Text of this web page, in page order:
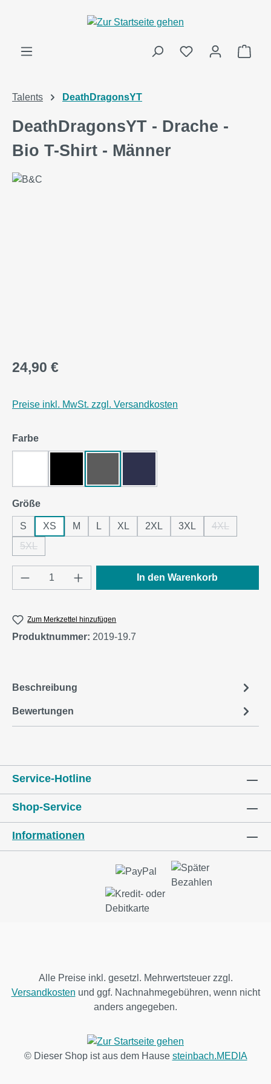
Talents DeathDragonsYT
DeathDragonsYT - Drache -
Bio T-Shirt - Männer
24,90 €
Preise inkl. MwSt. zzgl. Versandkosten
Farbeauswählen
Größeauswählen
S XS M L XL 2XL 3XL 4XL
5XL
(Diese Option ist zurzeit nicht verfügbar.)
Produkt Anzahl: Gib den gewünschten
In den Warenkorb
Zum Merkzettel hinzufügen
Produktnummer: 2019-19.7
Beschreibung
Bewertungen
Service-Hotline
Shop-Service
Informationen
Alle Preise inkl. gesetzl. Mehrwertsteuer zzgl.
Versandkosten und ggf. Nachnahmegebühren, wenn nicht
anders angegeben.
© Dieser Shop ist aus dem Hause steinbach.MEDIA